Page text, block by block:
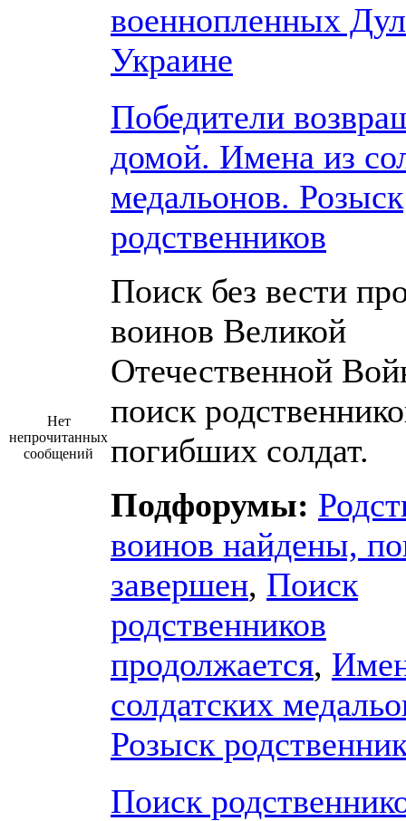
военнопленных
Украине
Нет
непрочитанных
сообщений
Победители
домой. Имена из
медальонов. Розыск
родственников
Поиск без вести
воинов Великой
Отечественной
поиск
погибших солдат.
Подфорумы:
воинов найдены,
завершен, Поиск
родственников
продолжается,
солдатских
Розыск
Поиск